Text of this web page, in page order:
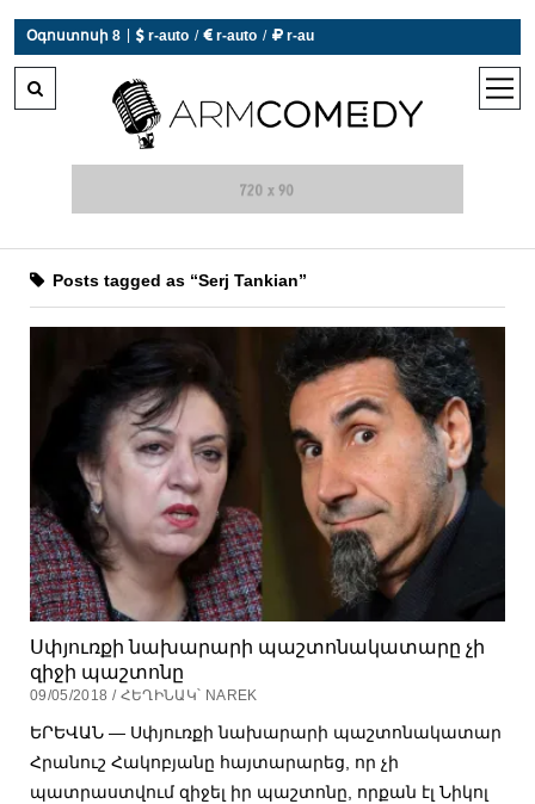
Օգոստոսի 8  r-auto /  r-auto /  r-au
open
Posts tagged as “Serj Tankian”
Սփյուռքի նախարարի պաշտոնակատարը չի
զիջի պաշտոնը
09/05/2018 / ՀԵՂԻՆԱԿ՝ NAREK
ԵՐԵՎԱՆ — Սփյուռքի նախարարի պաշտոնակատար
Հրանուշ Հակոբյանը հայտարարեց, որ չի
պատրաստվում զիջել իր պաշտոնը, որքան էլ Նիկոլ